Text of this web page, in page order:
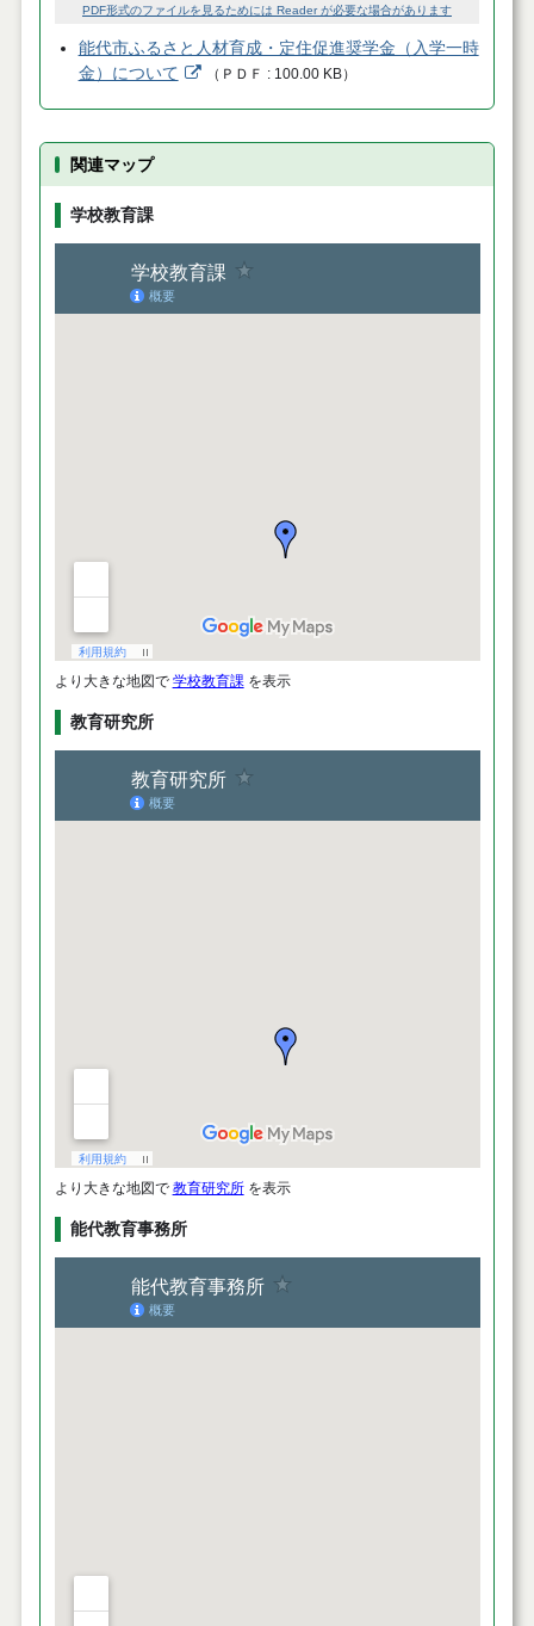
PDF形式のファイルを見るためには Reader が必要な場合があります
能代市ふるさと人材育成・定住促進奨学金（入学一時
金）について
（ ＰＤＦ 100.00 KB）
関連マップ
学校教育課
より大きな地図で 学校教育課を表示
教育研究所
より大きな地図で 教育研究所を表示
能代教育事務所